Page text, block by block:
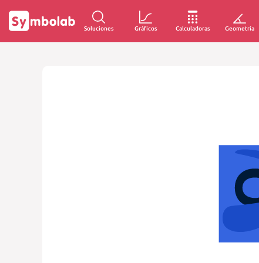
Soluciones Gráficos Calculadoras Geometría